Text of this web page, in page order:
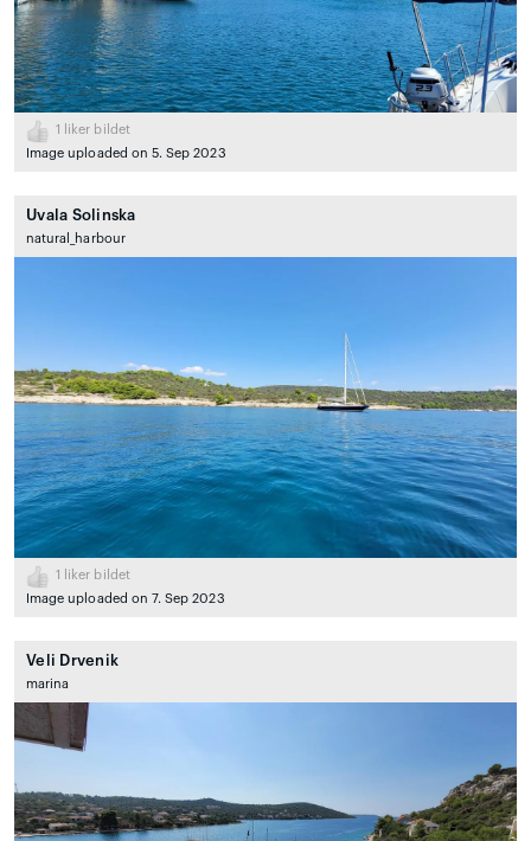
1
liker bildet
Image uploaded on 5. Sep 2023
Uvala Solinska
natural_harbour
1
liker bildet
Image uploaded on 7. Sep 2023
Veli Drvenik
marina